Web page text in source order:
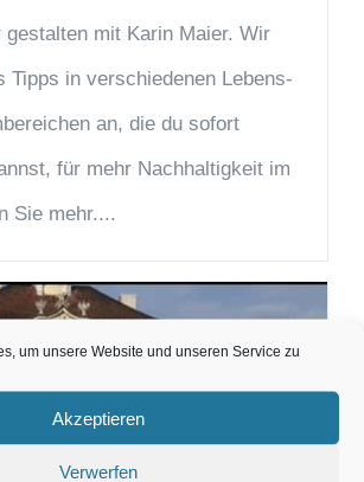
um unsere Website und unseren Service zu
Akzeptieren
Verwerfen
gestalten mit Karin Maier. Wir
Tipps in verschiedenen Lebens-
an, die du sofort
für mehr Nachhaltigkeit im
Sie mehr....